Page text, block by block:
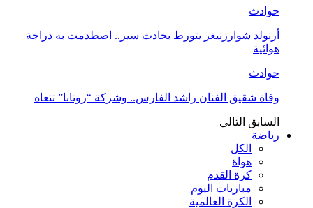
حوادث
أرنولد شوارزنيغر يتورط بحادث سير.. اصطدمت به دراجة
هوائية
حوادث
وفاة شقيق الفنان راشد الفارس.. وشركة “روتانا” تنعاه
السابق التالي
رياضة
الكل
هواة
كرة القدم
مباريات اليوم
الكرة العالمية